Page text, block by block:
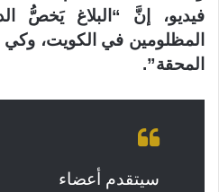
فيديو، إنَّ “البلاغ يَخصُّ
المظلومين في الكويت، وكي
المحقة”.
سيتقدم أعضاء